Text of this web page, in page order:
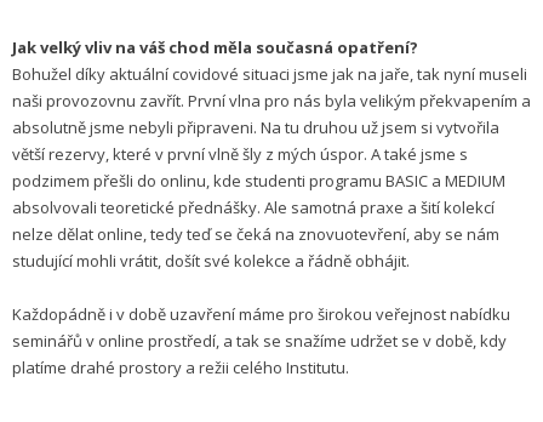
Jak velký vliv na váš chod měla současná opatření?
Bohužel díky aktuální covidové situaci jsme jak na jaře, tak nyní museli
naši provozovnu zavřít. První vlna pro nás byla velikým překvapením a
absolutně jsme nebyli připraveni. Na tu druhou už jsem si vytvořila
větší rezervy, které v první vlně šly z mých úspor. A také jsme s
podzimem přešli do onlinu, kde studenti programu BASIC a MEDIUM
absolvovali teoretické přednášky. Ale samotná praxe a šití kolekcí
nelze dělat online, tedy teď se čeká na znovuotevření, aby se nám
studující mohli vrátit, došít své kolekce a řádně obhájit.
Každopádně i v době uzavření máme pro širokou veřejnost nabídku
seminářů v online prostředí, a tak se snažíme udržet se v době, kdy
platíme drahé prostory a režii celého Institutu.